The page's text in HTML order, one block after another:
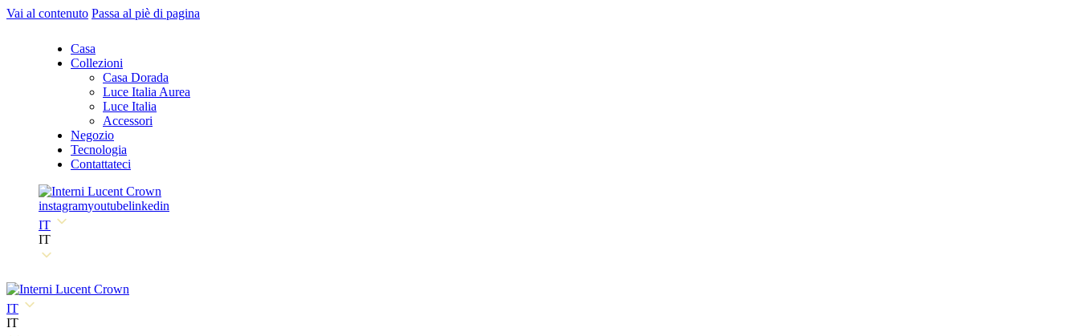
Vai al contenuto Passa al piè di pagina
Casa
Collezioni
Casa Dorada
Luce Italia Aurea
Luce Italia
Accessori
Negozio
Tecnologia
Contattateci
instagramyoutubelinkedin
IT
IT
IT
IT